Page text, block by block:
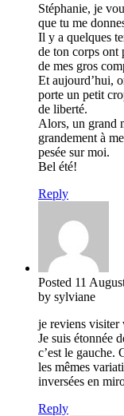
Stéphanie, je
que tu me
Il y a quelques
de ton corps ont
de mes gros
Et aujourd’hui,
porte un petit
de liberté.
Alors, un grand
grandement à
pesée sur moi.
Bel été!
Reply
Posted 11
by sylviane
je reviens visiter
Je suis étonnée
c’est le gauche.
les mêmes
inversées en
Reply